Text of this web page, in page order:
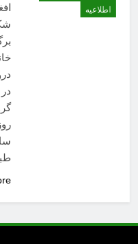
اطلاعیه